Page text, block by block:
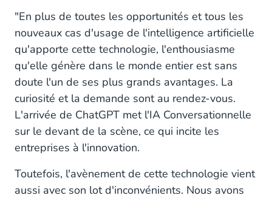
"En plus de toutes les opportunités et tous les
nouveaux cas d'usage de l'intelligence artificielle
qu'apporte cette technologie, l'enthousiasme
qu'elle génère dans le monde entier est sans
doute l'un de ses plus grands avantages. La
curiosité et la demande sont au rendez-vous.
L'arrivée de ChatGPT met l'IA Conversationnelle
sur le devant de la scène, ce qui incite les
entreprises à l'innovation.
Toutefois, l'avènement de cette technologie vient
aussi avec son lot d'inconvénients. Nous avons